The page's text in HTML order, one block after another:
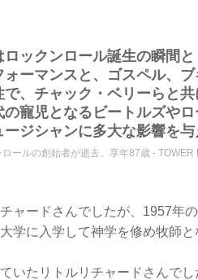
ックンロール誕生の瞬間と
ーマンスと、ゴスペル、
、チャック・ベリーらと
寵児となるビートルズや
ジシャンに多大な影響を与
ールの創始者が逝去。享年87歳 - TOWER
ャードさんでしたが、1957年
学に入学して神学を修め牧師と
いたリトルリチャードさんで